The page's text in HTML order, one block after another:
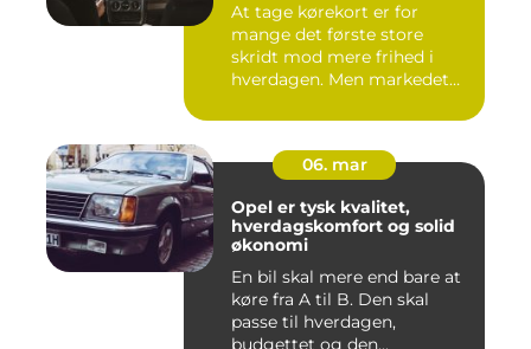
At tage kørekort er for
mange det første store
skridt mod mere frihed i
hverdagen. Men markedet
06. mar
Opel er tysk kvalitet,
hverdagskomfort og solid
økonomi
En bil skal mere end bare at
køre fra A til B. Den skal
passe til hverdagen,
budgettet og den...